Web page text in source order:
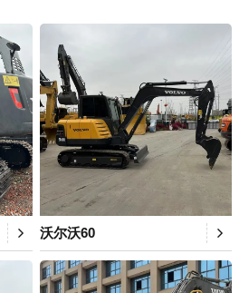
沃尔沃60